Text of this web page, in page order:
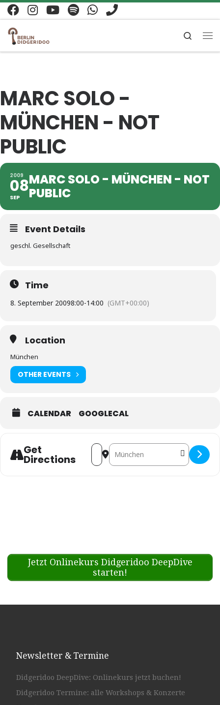
Zum Inhalt springen
Search
MARC SOLO -
MÜNCHEN - NOT
PUBLIC
2009
08
SEP
MARC SOLO - MÜNCHEN - NOT
PUBLIC
Event Details
geschl. Gesellschaft
Time
8. September 20098:00-14:00 (GMT+00:00)
Location
München
OTHER EVENTS
CALENDAR GOOGLECAL
Get
Directions
Address - Marc Solo - München -
Destination Address - Marc
Jetzt Onlinekurs Didgeridoo DeepDive
starten!
Newsletter & Termine
Didgeridoo DeepDive: Onlinekurs jetzt buchen!
Didgeridoo Termine: alle Workshops & Konzerte